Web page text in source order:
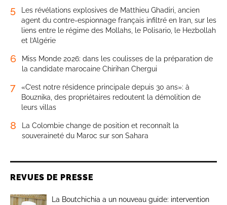
5
Les révélations explosives de Matthieu Ghadiri, ancien
agent du contre-espionnage français infiltré en Iran, sur les
liens entre le régime des Mollahs, le Polisario, le Hezbollah
et l’Algérie
6
Miss Monde 2026: dans les coulisses de la préparation de
la candidate marocaine Chirihan Chergui
7
«C’est notre résidence principale depuis 30 ans»: à
Bouznika, des propriétaires redoutent la démolition de
leurs villas
8
La Colombie change de position et reconnaît la
souveraineté du Maroc sur son Sahara
REVUES DE PRESSE
La Boutchichia a un nouveau guide: intervention